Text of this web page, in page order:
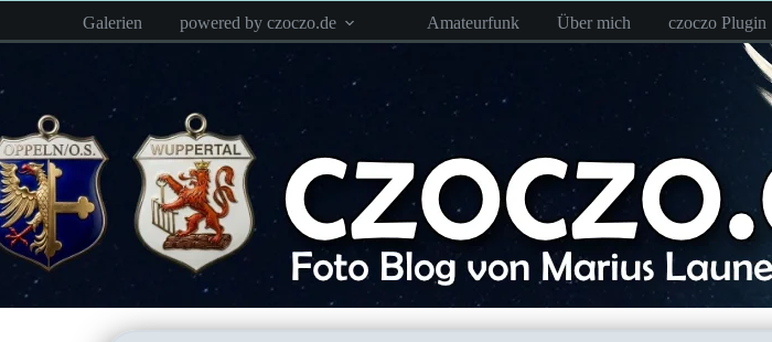
springen
Galerien powered by czoczo.de Amateurfunk Über mich czoczo Plugin